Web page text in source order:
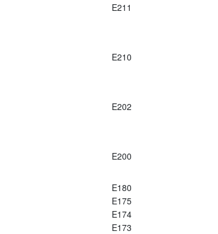
E211
E210
E202
E200
E180
E175
E174
E173